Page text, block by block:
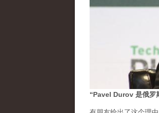
“Pavel Durov 是俄罗